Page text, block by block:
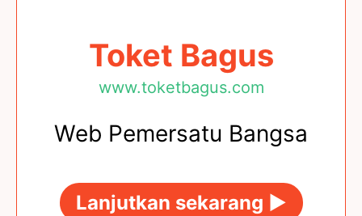
Toket Bagus
www.toketbagus.com
Web Pemersatu Bangsa
Lanjutkan sekarang ►